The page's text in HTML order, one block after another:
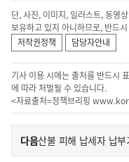
단, 사진, 이미지, 일러스트, 동영
보유하고 있지 아니하므로, 반드
저작권정책
담당자안내
기사 이용 시에는 출처를 반드시
에 따라 처벌될 수 있습니다.
<자료출처=정책브리핑
이
전
다음기
산불 피해 납세자 납